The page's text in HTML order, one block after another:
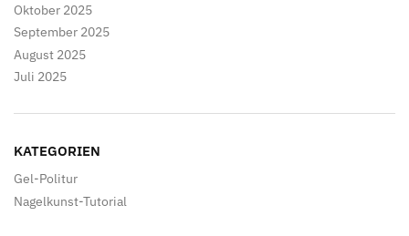
Oktober 2025
September 2025
August 2025
Juli 2025
KATEGORIEN
Gel-Politur
Nagelkunst-Tutorial